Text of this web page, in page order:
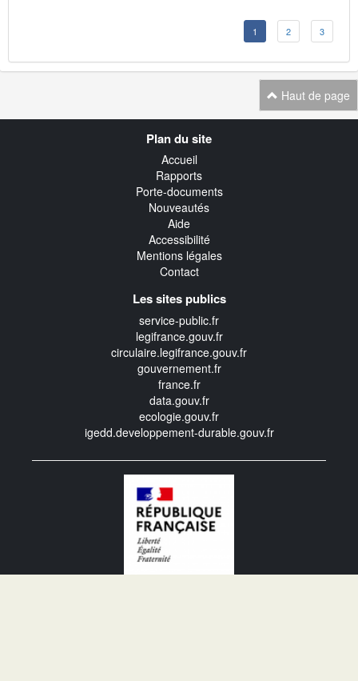
1 2 3
Haut de page
Plan du site
Accueil
Rapports
Porte-documents
Nouveautés
Aide
Accessibilité
Mentions légales
Contact
Les sites publics
service-public.fr
legifrance.gouv.fr
circulaire.legifrance.gouv.fr
gouvernement.fr
france.fr
data.gouv.fr
ecologie.gouv.fr
igedd.developpement-durable.gouv.fr